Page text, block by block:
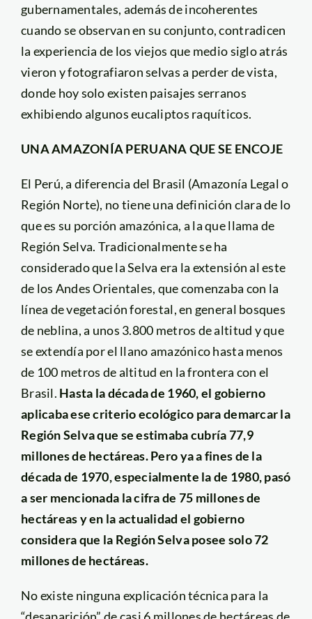
gubernamentales, además de incoherentes
cuando se observan en su conjunto, contradicen
la experiencia de los viejos que medio siglo atrás
vieron y fotografiaron selvas a perder de vista,
donde hoy solo existen paisajes serranos
exhibiendo algunos eucaliptos raquíticos.
UNA AMAZONÍA PERUANA QUE SE ENCOJE
El Perú, a diferencia del Brasil (Amazonía Legal o
Región Norte), no tiene una definición clara de lo
que es su porción amazónica, a la que llama de
Región Selva. Tradicionalmente se ha
considerado que la Selva era la extensión al este
de los Andes Orientales, que comenzaba con la
línea de vegetación forestal, en general bosques
de neblina, a unos 3.800 metros de altitud y que
se extendía por el llano amazónico hasta menos
de 100 metros de altitud en la frontera con el
Brasil. Hasta la década de 1960, el gobierno
aplicaba ese criterio ecológico para demarcar la
Región Selva que se estimaba cubría 77,9
millones de hectáreas. Pero ya a fines de la
década de 1970, especialmente la de 1980, pasó
a ser mencionada la cifra de 75 millones de
hectáreas y en la actualidad el gobierno
considera que la Región Selva posee solo 72
millones de hectáreas.
No existe ninguna explicación técnica para la